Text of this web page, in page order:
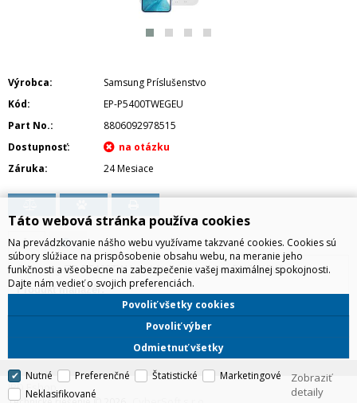
Výrobca
Samsung Príslušenstvo
Kód
EP-P5400TWEGEU
Part No.
8806092978515
Dostupnosť
Záruka
24 Mesiace
Samsung EP-P5400TW bezdrôtová nabíjačka DUO (15W), biela
Produkt manažér:
Jakub Lichtner, 0918112735,jakub.lichtner@irdistribution.sk
IRD Eshop
Táto webová stránka používa cookies
Na prevádzkovanie nášho webu využívame takzvané cookies. Cookies sú
súbory slúžiace na prispôsobenie obsahu webu, na meranie jeho
funkčnosti a všeobecne na zabezpečenie vašej maximálnej spokojnosti.
Dajte nám vedieť o svojich preferenciách.
Odmietnuť všetky
Povoliť výber
Povoliť všetky cookies
Nutné Preferenčné Štatistické
Marketingové
Neklasifikované
Zobraziť
detaily